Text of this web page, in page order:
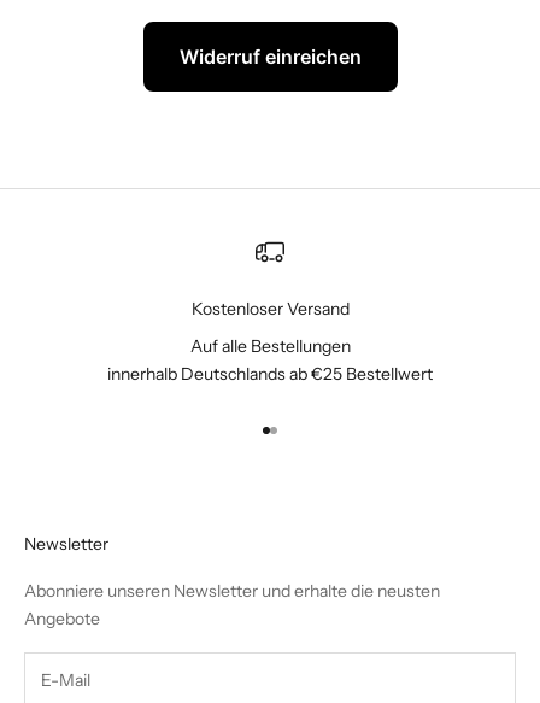
Widerruf einreichen
Kostenloser Versand
Auf alle Bestellungen
innerhalb Deutschlands ab €25 Bestellwert
Gehe zu Element 1
Gehe zu Element 2
Newsletter
Abonniere unseren Newsletter und erhalte die neusten
Angebote